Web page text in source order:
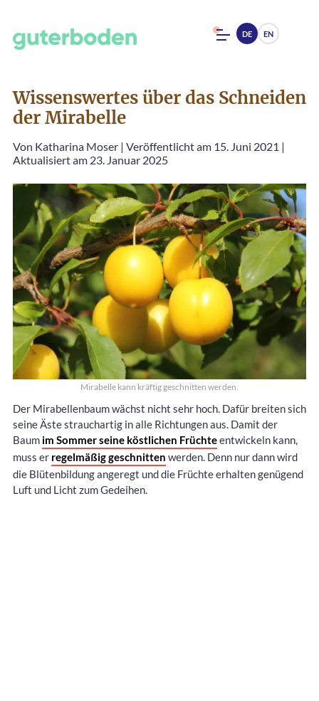
DE EN
Wissenswertes über das Schneiden
der Mirabelle
Von Katharina Moser | Veröffentlicht am 15. Juni 2021 |
Aktualisiert am 23. Januar 2025
Mirabelle kann kräftig geschnitten werden.
Der Mirabellenbaum wächst nicht sehr hoch. Dafür breiten sich
seine Äste strauchartig in alle Richtungen aus. Damit der
Baum im Sommer seine köstlichen Früchteentwickeln kann,
muss er regelmäßig geschnitten werden. Denn nur dann wird
die Blütenbildung angeregt und die Früchte erhalten genügend
Luft und Licht zum Gedeihen.